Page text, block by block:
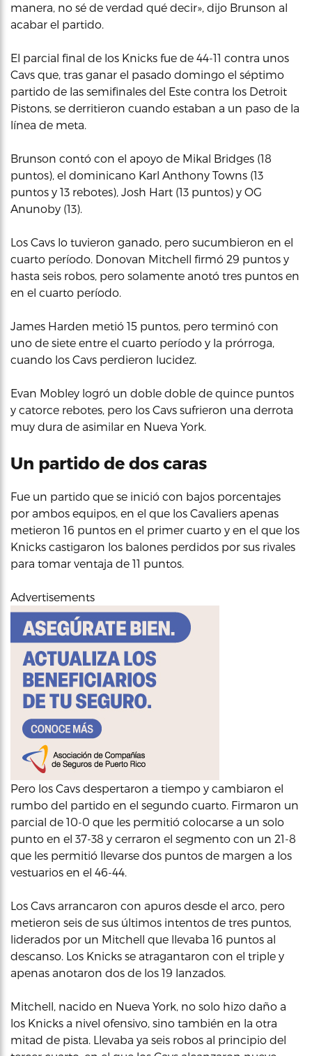
manera, no sé de verdad qué decir», dijo Brunson al
acabar el partido.
El parcial final de los Knicks fue de 44-11 contra unos
Cavs que, tras ganar el pasado domingo el séptimo
partido de las semifinales del Este contra los Detroit
Pistons, se derritieron cuando estaban a un paso de la
línea de meta.
Brunson contó con el apoyo de Mikal Bridges (18
puntos), el dominicano Karl Anthony Towns (13
puntos y 13 rebotes), Josh Hart (13 puntos) y OG
Anunoby (13).
Los Cavs lo tuvieron ganado, pero sucumbieron en el
cuarto período. Donovan Mitchell firmó 29 puntos y
hasta seis robos, pero solamente anotó tres puntos en
en el cuarto período.
James Harden metió 15 puntos, pero terminó con
uno de siete entre el cuarto período y la prórroga,
cuando los Cavs perdieron lucidez.
Evan Mobley logró un doble doble de quince puntos
y catorce rebotes, pero los Cavs sufrieron una derrota
muy dura de asimilar en Nueva York.
Un partido de dos caras
Fue un partido que se inició con bajos porcentajes
por ambos equipos, en el que los Cavaliers apenas
metieron 16 puntos en el primer cuarto y en el que los
Knicks castigaron los balones perdidos por sus rivales
para tomar ventaja de 11 puntos.
Advertisements
Pero los Cavs despertaron a tiempo y cambiaron el
rumbo del partido en el segundo cuarto. Firmaron un
parcial de 10-0 que les permitió colocarse a un solo
punto en el 37-38 y cerraron el segmento con un 21-8
que les permitió llevarse dos puntos de margen a los
vestuarios en el 46-44.
Los Cavs arrancaron con apuros desde el arco, pero
metieron seis de sus últimos intentos de tres puntos,
liderados por un Mitchell que llevaba 16 puntos al
descanso. Los Knicks se atragantaron con el triple y
apenas anotaron dos de los 19 lanzados.
Mitchell, nacido en Nueva York, no solo hizo daño a
los Knicks a nivel ofensivo, sino también en la otra
mitad de pista. Llevaba ya seis robos al principio del